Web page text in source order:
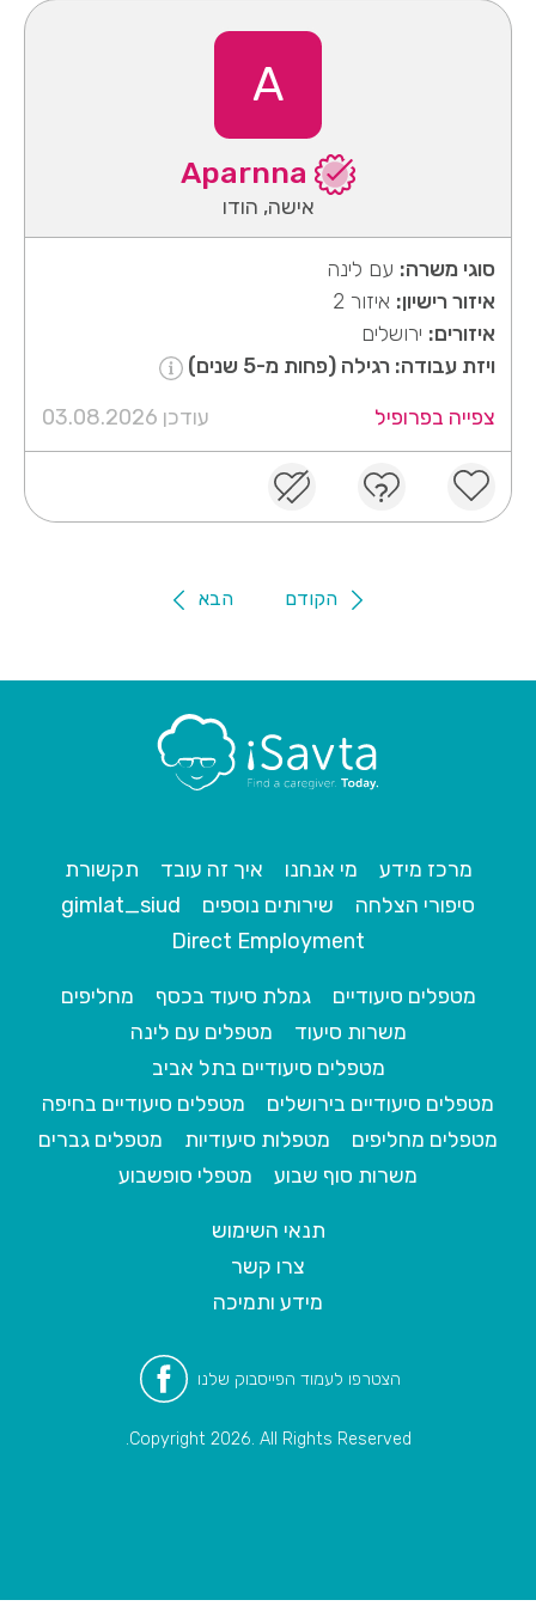
A
אישה, הודו
סוגי משרה: עם לינה
איזור רישיון: איזור 2
איזורים: ירושלים
ויזת עבודה: רגילה (פחות מ-5 שנים)
צפייה בפרופיל
עודכן 03.08.2026
הקודם הבא
מרכז מידע מי אנחנו איך זה עובד
תקשורת
סיפורי הצלחה
שירותים נוספים
gimlat_siud
Direct Employment
מטפלים סיעודיים גמלת סיעוד בכסף
מחליפים
משרות סיעוד
מטפלים עם לינה
מטפלים סיעודיים בתל אביב
מטפלים סיעודיים בירושלים
מטפלים סיעודיים בחיפה
מטפלים מחליפים
מטפלות סיעודיות
מטפלים גברים
משרות סוף שבוע
מטפלי סופשבוע
תנאי השימוש
צרו קשר
מידע ותמיכה
הצטרפו לעמוד הפייסבוק שלנו
Copyright 2026. All Rights Reserved.